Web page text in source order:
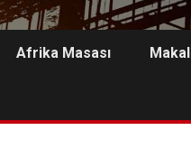
Afrika Masası